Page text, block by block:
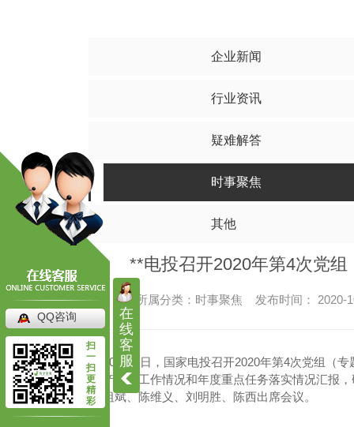
高压旋喷桩
四川高压旋喷桩施工
四川高压旋喷桩
企业新闻
行业资讯
疑难解答
时事聚焦
其他
**电投召开2020年第4次党
所属分类：时事聚焦 发布时间：
10月12日，国家电投召开2020年第4次党组（
产经营工作情况和年度重点任务落实情况汇报
祖斌、陈维义、刘明胜、陈西出席会议。
在
线
客
服
QQ咨询
扫
一
扫
更
精
彩